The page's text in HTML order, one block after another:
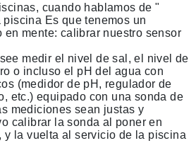
cuando hablamos de "
piscina Es que tenemos un
en mente: calibrar nuestro sensor
medir el nivel de sal, el nivel de
o incluso el pH del agua con
(medidor de pH, regulador de
etc.) equipado con una sonda de
mediciones sean justas y
calibrar la sonda al poner en
y la vuelta al servicio de la piscina